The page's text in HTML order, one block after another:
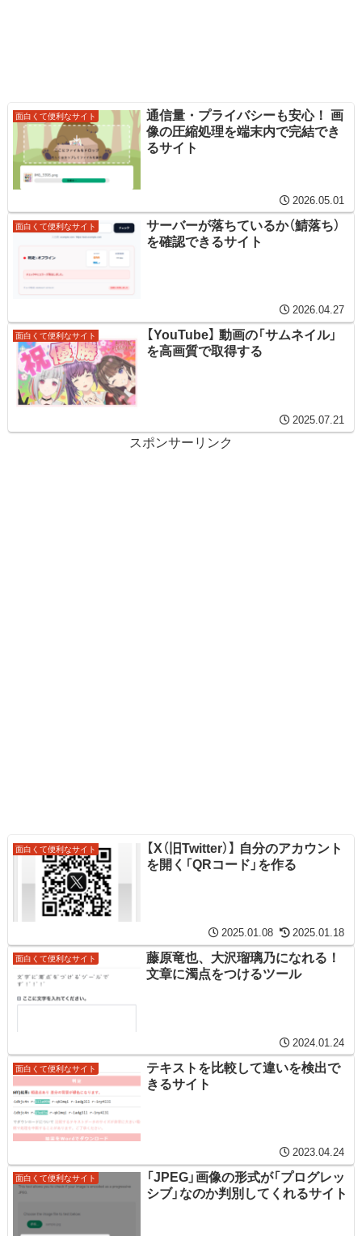
面白くて便利なサイト
通信量・プライバシーも安心！ 画
像の圧縮処理を端末内で完結でき
るサイト
2026.05.01
面白くて便利なサイト
サーバーが落ちているか（鯖落ち）
を確認できるサイト
2026.04.27
面白くて便利なサイト
【YouTube】 動画の「サムネイル」
を高画質で取得する
2025.07.21
スポンサーリンク
面白くて便利なサイト
【X（旧Twitter）】 自分のアカウント
を開く「QRコード」を作る
2025.01.08 2025.01.18
面白くて便利なサイト
藤原竜也、大沢瑠璃乃になれる！
文章に濁点をつけるツール
2024.01.24
面白くて便利なサイト
テキストを比較して違いを検出で
きるサイト
2023.04.24
面白くて便利なサイト
「JPEG」画像の形式が「プログレッ
シブ」なのか判別してくれるサイト